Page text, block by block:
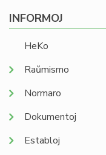
INFORMOJ
HeKo
Raŭmismo
Normaro
Dokumentoj
Establoj